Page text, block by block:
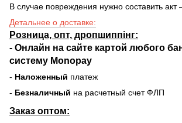
В случае повреждения нужно составить акт
Детальнее о доставке:
Розница, опт, дропшиппінг:
- Онлайн на сайте картой любого
систему Monopay
- Наложенный платеж
- Безналичный на расчетный счет ФЛП
Заказ оптом: